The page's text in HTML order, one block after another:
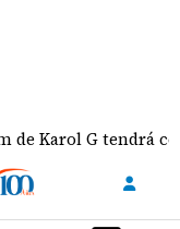
tendrá